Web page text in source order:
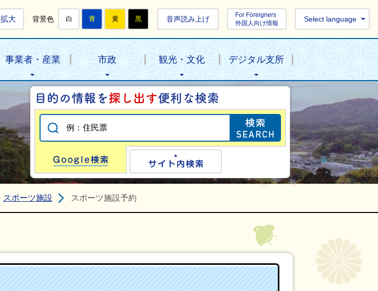
拡大 背景色 白 青 黄 黒 音声読み上げ
For Foreigners
外国人向け情報
Select language
事業者・産業 市政 観光・文化 デジタル支所
目的の情報を探
Google検索
スポーツ施設 スポーツ施設予約